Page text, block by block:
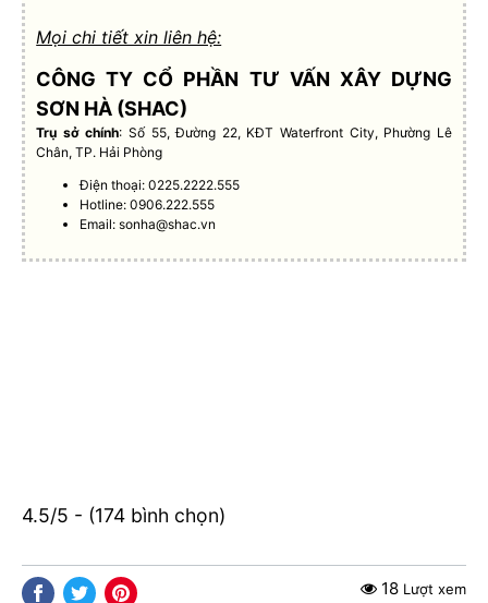
Mọi chi tiết xin liên hệ:
CÔNG TY CỔ PHẦN TƯ VẤN XÂY DỰNG
SƠN HÀ (SHAC)
Trụ sở chính: Số 55, Đường 22, KĐT Waterfront City, Phường Lê
Chân, TP. Hải Phòng
Điện thoại: 0225.2222.555
Hotline: 0906.222.555
Email:sonha@shac.vn
4.5/5 - (174 bình chọn)
18 Lượt xem